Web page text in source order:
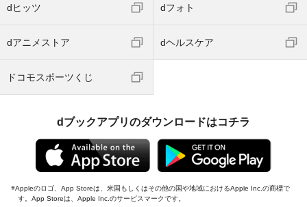
dヒッツ dフォト
dアニメストア dヘルスケア
ドコモスポーツくじ
dブックアプリのダウンロードはコチラ
Appleのロゴ、App Storeは、米国もしくはその他の国や地域におけるApple Inc.の商標で
す。App Storeは、Apple Inc.のサービスマークです。